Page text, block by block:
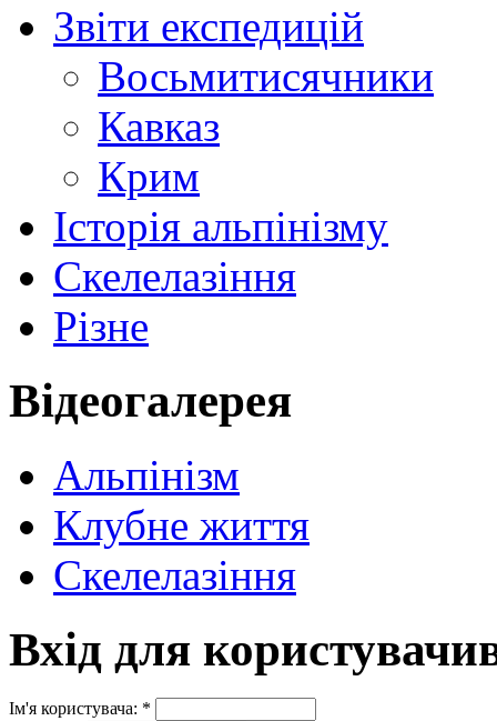
Звіти експедицій
Восьмитисячники
Кавказ
Крим
Історія альпінізму
Скелелазіння
Різне
Відеогалерея
Альпінізм
Клубне життя
Скелелазіння
Вхід для
Ім'я користувача: *